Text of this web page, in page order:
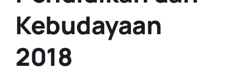
Kebudayaan
2018